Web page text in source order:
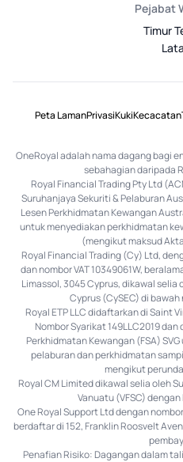
Pejabat
Timur
Peta LamanPrivasiKukiKecacatan
OneRoyal adalah nama dagang bagi
sebahagian daripada
Royal Financial Trading Pty Ltd
Suruhanjaya Sekuriti & Pelaburan
Lesen Perkhidmatan Kewangan
untuk menyediakan perkhidmatan
(mengikut maksud
Royal Financial Trading (Cy) Ltd,
dan nombor VAT 10349061W,
Limassol, 3045 Cyprus, dikawal selia
Cyprus (CySEC) di bawah
Royal ETP LLC didaftarkan di Saint
Nombor Syarikat 149LLC2019
Perkhidmatan Kewangan (FSA)
pelaburan dan perkhidmatan
mengikut
Royal CM Limited dikawal selia oleh
Vanuatu (VFSC)
One Royal Support Ltd dengan
berdaftar di 152, Franklin Roosvelt
Penafian Risiko: Dagangan dalam